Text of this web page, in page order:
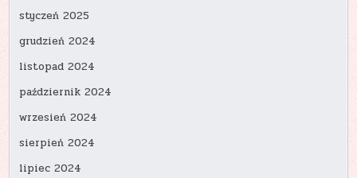
styczeń 2025
grudzień 2024
listopad 2024
październik 2024
wrzesień 2024
sierpień 2024
lipiec 2024